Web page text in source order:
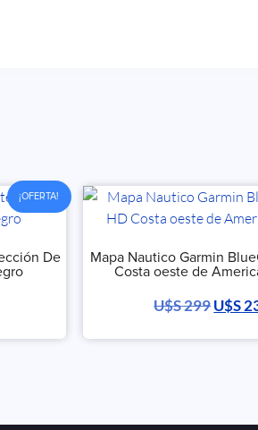
¡OFERTA!
De
Mapa Nautico Garmin
Costa oeste de
U$S299U$S